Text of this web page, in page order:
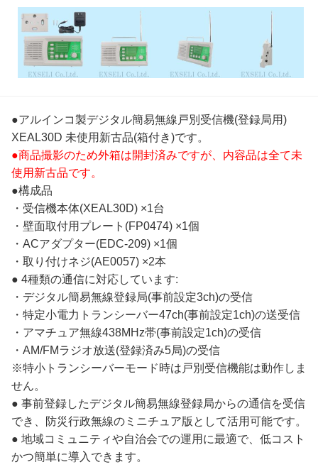
●アルインコ製デジタル簡易無線戸別受信機(登録局用)
XEAL30D 未使用新古品(箱付き)です。
●商品撮影のため外箱は開封済みですが、内容品は全て未
使用新古品です。
●構成品
・受信機本体(XEAL30D) ×1台
・壁面取付用プレート(FP0474) ×1個
・ACアダプター(EDC-209) ×1個
・取り付けネジ(AE0057) ×2本
● 4種類の通信に対応しています:
・デジタル簡易無線登録局(事前設定3ch)の受信
・特定小電力トランシーバー47ch(事前設定1ch)の送受信
・アマチュア無線438MHz帯(事前設定1ch)の受信
・AM/FMラジオ放送(登録済み5局)の受信
※特小トランシーバーモード時は戸別受信機能は動作しま
せん。
● 事前登録したデジタル簡易無線登録局からの通信を受信
でき、防災行政無線のミニチュア版として活用可能です。
● 地域コミュニティや自治会での運用に最適で、低コスト
かつ簡単に導入できます。